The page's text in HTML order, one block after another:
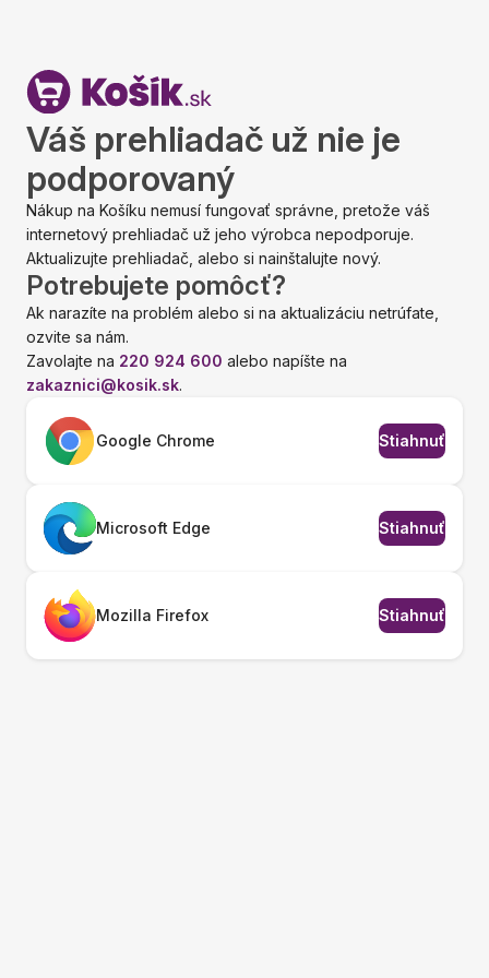
Váš prehliadač už nie je
podporovaný
Nákup na Košíku nemusí fungovať správne, pretože váš
internetový prehliadač už jeho výrobca nepodporuje.
Aktualizujte prehliadač, alebo si nainštalujte nový.
Potrebujete pomôcť?
Ak narazíte na problém alebo si na aktualizáciu netrúfate,
ozvite sa nám.
Zavolajte na 220 924 600 alebo napíšte na
zakaznici@kosik.sk.
Google Chrome Stiahnuť
Microsoft Edge Stiahnuť
Mozilla Firefox Stiahnuť